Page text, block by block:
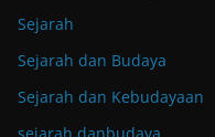
Sejarah
Sejarah dan Budaya
Sejarah dan Kebudayaan